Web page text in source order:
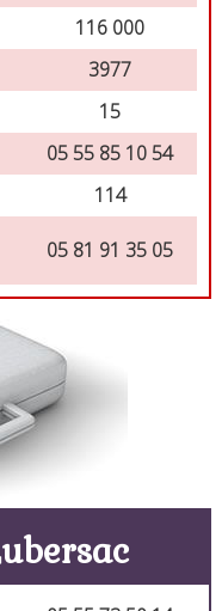
116 000
3977
15
05 55 85 10 54
114
05 81 91 35 05